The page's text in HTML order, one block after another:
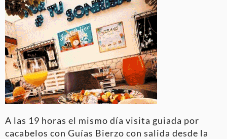
A las 19 horas el mismo día visita guiada por
cacabelos con Guías Bierzo con salida desde la